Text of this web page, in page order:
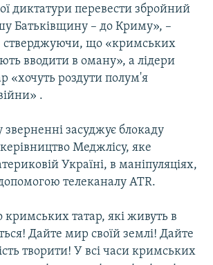
диктатури перевести збройний
Батьківщину – до Криму», –
стверджуючи, що «кримських
вводити в оману», а лідери
«хочуть роздути полум'я
.
зверненні засуджує блокаду
Меджлісу, яке
Україні, в маніпуляціях,
телеканалу ATR.
кримських татар, які живуть в
Дайте мир своїй землі! Дайте
творити! У всі часи кримських